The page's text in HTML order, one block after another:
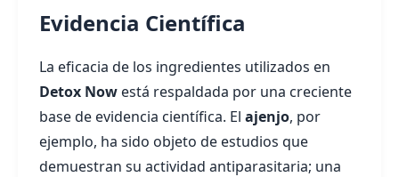
Evidencia Científica
La eficacia de los ingredientes utilizados en
Detox Now está respaldada por una creciente
base de evidencia científica. El ajenjo, por
ejemplo, ha sido objeto de estudios que
demuestran su actividad antiparasitaria; una